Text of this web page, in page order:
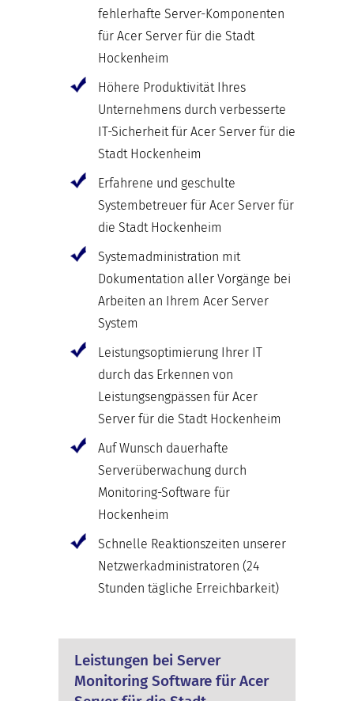
fehlerhafte Server-Komponenten
für Acer Server für die Stadt
Hockenheim
Höhere Produktivität Ihres
Unternehmens durch verbesserte
IT-Sicherheit für Acer Server für die
Stadt Hockenheim
Erfahrene und geschulte
Systembetreuer für Acer Server für
die Stadt Hockenheim
Systemadministration mit
Dokumentation aller Vorgänge bei
Arbeiten an Ihrem Acer Server
System
Leistungsoptimierung Ihrer IT
durch das Erkennen von
Leistungsengpässen für Acer
Server für die Stadt Hockenheim
Auf Wunsch dauerhafte
Serverüberwachung durch
Monitoring-Software für
Hockenheim
Schnelle Reaktionszeiten unserer
Netzwerkadministratoren (24
Stunden tägliche Erreichbarkeit)
Leistungen bei Server
Monitoring Software für Acer